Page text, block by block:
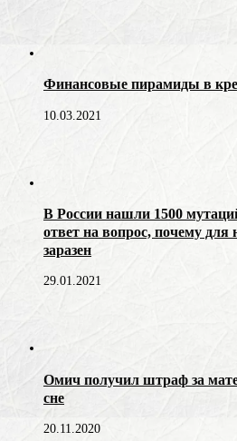
Финансовые пирамиды в
10.03.2021
В России нашли 1500
ответ на вопрос, почему
заразен
29.01.2021
Омич получил штраф за
сне
20.11.2020